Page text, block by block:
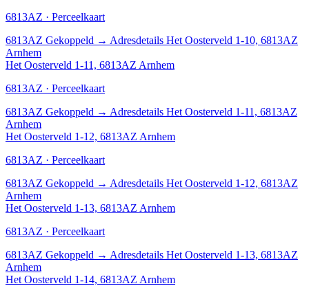
6813AZ · Perceelkaart
6813AZ Gekoppeld → Adresdetails Het Oosterveld 1-10, 6813AZ
Arnhem
Het Oosterveld 1-11, 6813AZ Arnhem
6813AZ · Perceelkaart
6813AZ Gekoppeld → Adresdetails Het Oosterveld 1-11, 6813AZ
Arnhem
Het Oosterveld 1-12, 6813AZ Arnhem
6813AZ · Perceelkaart
6813AZ Gekoppeld → Adresdetails Het Oosterveld 1-12, 6813AZ
Arnhem
Het Oosterveld 1-13, 6813AZ Arnhem
6813AZ · Perceelkaart
6813AZ Gekoppeld → Adresdetails Het Oosterveld 1-13, 6813AZ
Arnhem
Het Oosterveld 1-14, 6813AZ Arnhem